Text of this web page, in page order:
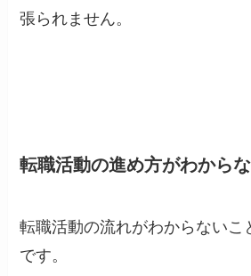
張られません。
転職活動の進め方がわから
転職活動の流れがわからないこ
です。